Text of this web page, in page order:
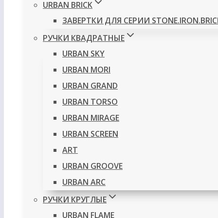
URBAN BRICK
ЗАВЕРТКИ ДЛЯ СЕРИИ
РУЧКИ КВАДРАТНЫЕ
URBAN SKY
URBAN MORI
URBAN GRAND
URBAN TORSO
URBAN MIRAGE
URBAN SCREEN
ART
URBAN GROOVE
URBAN ARC
РУЧКИ КРУГЛЫЕ
URBAN FLAME